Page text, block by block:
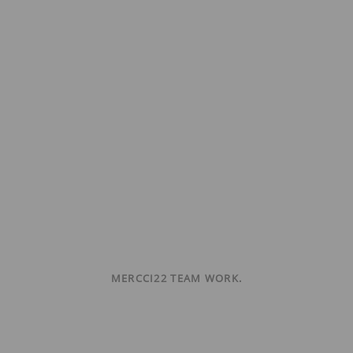
MERCCI22 TEAM WORK.